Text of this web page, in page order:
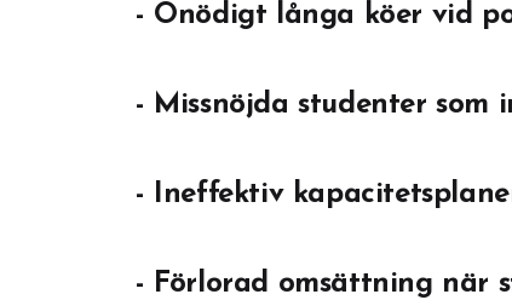
- Onödigt långa köer vid
- Missnöjda studenter
- Ineffektiv
- Förlorad omsättning när